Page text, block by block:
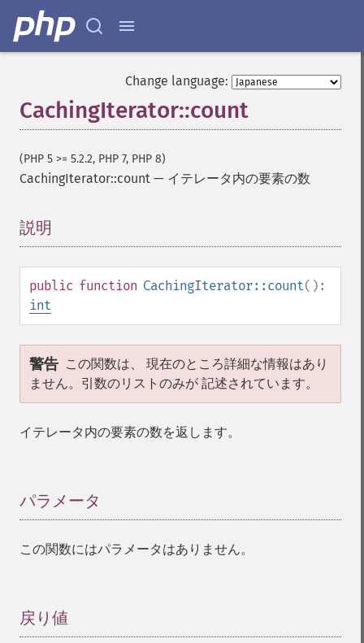
Change language:
CachingIterator::count
(PHP 5 >= 5.2.2, PHP 7, PHP 8)
CachingIterator::count — イテレータ内の要素の数
説明
public function CachingIterator::count():
int
警告 この関数は、 現在のところ詳細な情報はあり
ません。引数のリストのみが 記述されています。
イテレータ内の要素の数を返します。
パラメータ
この関数にはパラメータはありません。
戻り値